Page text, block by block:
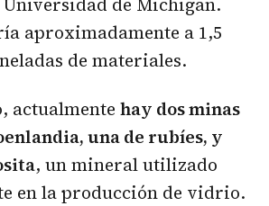
aproximadamente a 1,5
de materiales.
actualmente hay dos minas
una de rubíes, y
, un mineral utilizado
en la producción de vidrio.